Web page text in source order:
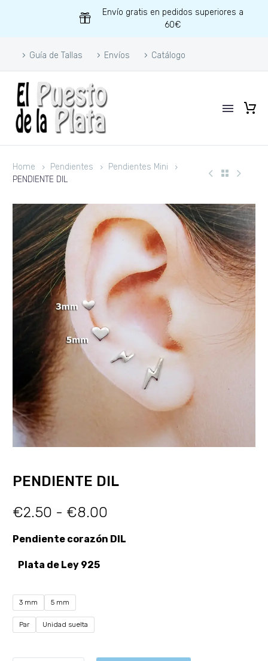
Envío gratis en pedidos superiores a
60€
Guía de Tallas Envíos Catálogo
Home Pendientes
Pendientes Mini
PENDIENTE DIL
PENDIENTE DIL
€2.50 - €8.00
Pendiente corazón DIL
Plata de Ley 925
3 mm 5 mm
Par Unidad suelta